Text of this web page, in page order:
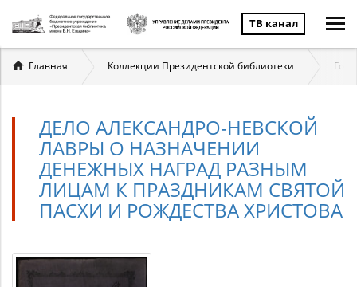
ТВ канал
Вы
здесь
Главная Коллекции Президентской библиотеки
ДЕЛО АЛЕКСАНДРО-НЕВСКОЙ
ЛАВРЫ О НАЗНАЧЕНИИ
ДЕНЕЖНЫХ НАГРАД РАЗНЫМ
ЛИЦАМ К ПРАЗДНИКАМ СВЯТОЙ
ПАСХИ И РОЖДЕСТВА ХРИСТОВА